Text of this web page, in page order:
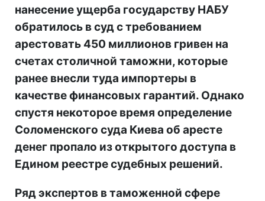
нанесение ущерба государству НАБУ
обратилось в суд с требованием
арестовать 450 миллионов гривен на
счетах столичной таможни, которые
ранее внесли туда импортеры в
качестве финансовых гарантий. Однако
спустя некоторое время определение
Соломенского суда Киева об аресте
денег пропало из открытого доступа в
Едином реестре судебных решений.
Ряд экспертов в таможенной сфере